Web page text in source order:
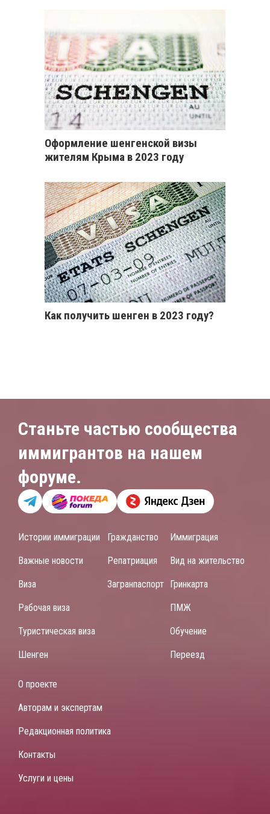
Оформление шенгенской визы
жителям Крыма в 2023 году
Как получить шенген в 2023 году?
Станьте частью сообщества
иммигрантов на нашем
форуме.
Истории иммиграции
Важные новости
Виза
Рабочая виза
Туристическая виза
Шенген
Гражданство
Репатриация
Загранпаспорт
Иммиграция
Вид на жительство
Гринкарта
ПМЖ
Обучение
Переезд
О проекте
Авторам и экспертам
Редакционная политика
Контакты
Услуги и цены